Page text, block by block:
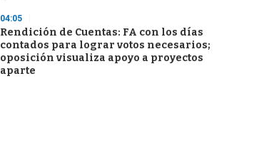
04:05
Rendición de Cuentas: FA con los días
contados para lograr votos necesarios;
oposición visualiza apoyo a proyectos
aparte